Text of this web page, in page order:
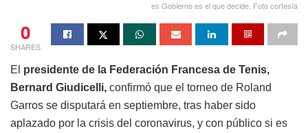
es Gobierno es el que decide. Foto cortesía
0
SHARES
El presidente de la Federación Francesa de Tenis,
Bernard Giudicelli, confirmó que el torneo de Roland
Garros se disputará en septiembre, tras haber sido
aplazado por la crisis del coronavirus, y con público si es